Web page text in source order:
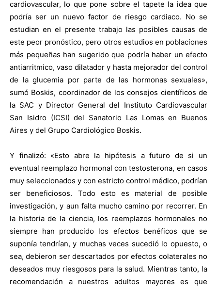
cardiovascular, lo que pone sobre el tapete la idea que
podría ser un nuevo factor de riesgo cardiaco. No se
estudian en el presente trabajo las posibles causas de
este peor pronóstico, pero otros estudios en poblaciones
más pequeñas han sugerido que podría haber un efecto
antiarritmico, vaso dilatador y hasta mejorador del control
de la glucemia por parte de las hormonas sexuales»,
sumó Boskis, coordinador de los consejos científicos de
la SAC y Director General del Instituto Cardiovascular
San Isidro (ICSI) del Sanatorio Las Lomas en Buenos
Aires y del Grupo Cardiológico Boskis.
Y finalizó: «Esto abre la hipótesis a futuro de si un
eventual reemplazo hormonal con testosterona, en casos
muy seleccionados y con estricto control médico, podrían
ser beneficiosos. Todo esto es material de posible
investigación, y aun falta mucho camino por recorrer. En
la historia de la ciencia, los reemplazos hormonales no
siempre han producido los efectos benéficos que se
suponía tendrían, y muchas veces sucedió lo opuesto, o
sea, debieron ser descartados por efectos colaterales no
deseados muy riesgosos para la salud. Mientras tanto, la
recomendación a nuestros adultos mayores es que